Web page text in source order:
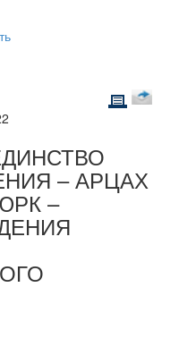
– АРЦАХ
–